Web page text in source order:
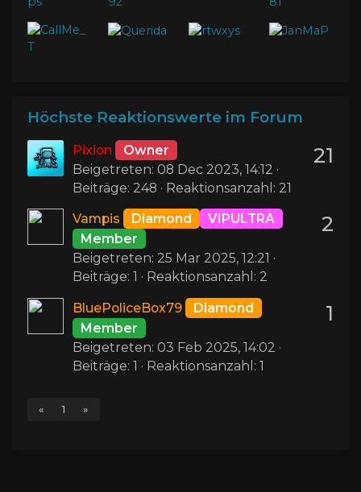
Höchste Reaktionswerte im Forum
Pixion
Owner
Beigetreten: 08 Dec 2023, 14:12 ·
Beiträge: 248 · Reaktionsanzahl: 21
21
Vampis Diamond
VIPULTRA
Member
Beigetreten: 25 Mar 2025, 12:21 ·
Beiträge: 1 · Reaktionsanzahl: 2
2
BluePoliceBox79
Diamond
Member
Beigetreten: 03 Feb 2025, 14:02 ·
Beiträge: 1 · Reaktionsanzahl: 1
1
« 1 »